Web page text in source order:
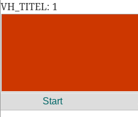
VH_TITEL: 1
Start